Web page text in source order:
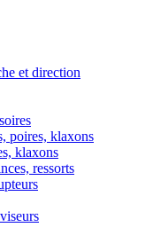
et direction
poires, klaxons
klaxons
ressorts